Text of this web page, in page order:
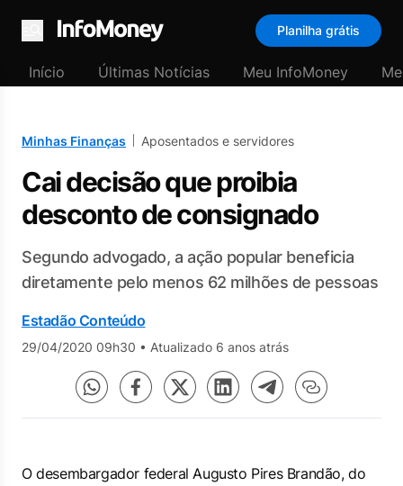
Menu
Planilha grátis
Início Últimas Notícias Meu InfoMoney
Minhas Finanças Aposentados e servidores
Cai decisão que proibia
desconto de consignado
Segundo advogado, a ação popular beneficia
diretamente pelo menos 62 milhões de pessoas
Estadão Conteúdo
29/04/2020 09h30 • Atualizado 6 anos atrás
O desembargador federal Augusto Pires Brandão, do